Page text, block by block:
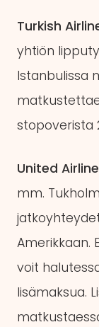
Turkish
yhtiön
Istanbulissa
stopoverista
United
mm.
Amerikkaan.
voit
lisämaksua.